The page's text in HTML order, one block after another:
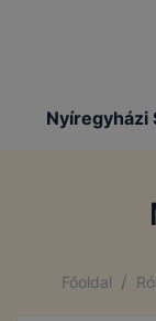
Nyíregyházi
Főoldal /